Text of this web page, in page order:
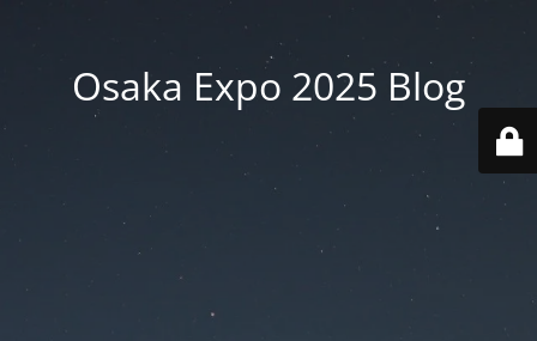
Osaka Expo 2025 Blog